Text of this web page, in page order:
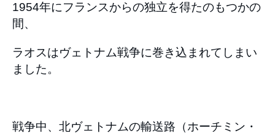
1954年にフランスからの独立を得たのもつかの
間、
ラオスはヴェトナム戦争に巻き込まれてしまい
ました。
戦争中、北ヴェトナムの輸送路（ホーチミン・